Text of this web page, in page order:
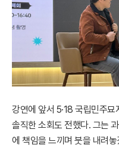
강연에 앞서 5·18 국립민주
솔직한 소회도 전했다. 그는
에 책임을 느끼며 붓을 내려